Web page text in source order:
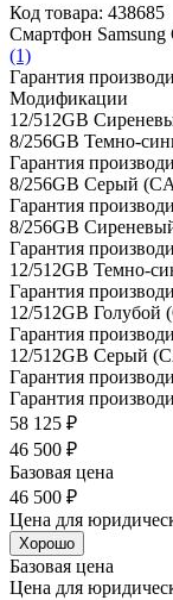
Код товара: 438685
Смартфон
(1)
Гарантия
Модификации
12/512GB
8/256GB Темно-
Гарантия
8/256GB Серый
Гарантия
8/256GB
Гарантия
12/512GB Темно-
Гарантия
12/512GB Голубой
Гарантия
12/512GB Серый
Гарантия
Гарантия
58 125 ₽
46 500 ₽
Базовая цена
46 500 ₽
Цена для
Хорошо
Базовая цена
Цена для